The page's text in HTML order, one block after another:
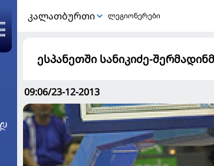
ᲙᲐᲚᲐᲗᲑᲣᲠᲗᲘ ლეგიონერები
ესპანეთში სანიკიძე-
09:06/23-12-2013